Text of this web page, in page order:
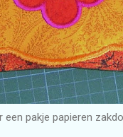
pakje papieren